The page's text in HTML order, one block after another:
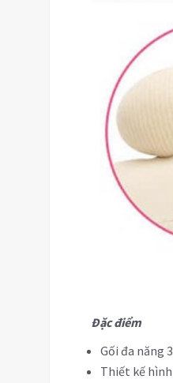
Đặc điểm
Gối đa năng
Thiết kế